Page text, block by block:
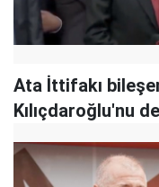
Ata İttifakı
Kılıçdaroğlu'nu